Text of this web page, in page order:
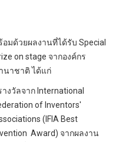
อมด้วยผลงานที่ได้รับ Special
on stage จากองค์กร
นาชาติ ได้แก่
างวัลจาก International
of Inventors'
(IFIA Best
Award) จากผลงาน